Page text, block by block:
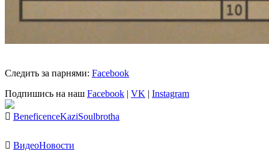
Следить за парнями: Facebook
Подпишись на наш Facebook | VK | Instagram
BeneficenceKaziSoulbrotha
ВидеоНовости